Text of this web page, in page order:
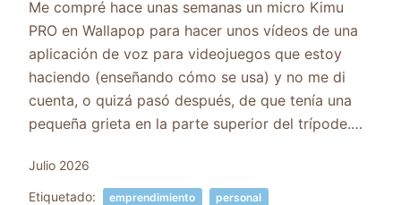
Me compré hace unas semanas un micro Kimu
PRO en Wallapop para hacer unos vídeos de una
aplicación de voz para videojuegos que estoy
haciendo (enseñando cómo se usa) y no me di
cuenta, o quizá pasó después, de que tenía una
pequeña grieta en la parte superior del trípode.…
Julio 2026
Etiquetado: emprendimiento personal